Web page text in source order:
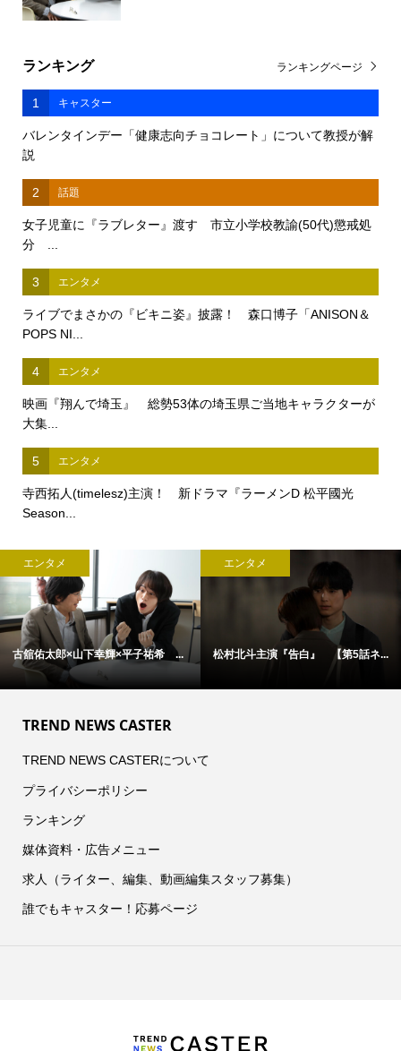
ランキング
1 キャスター
バレンタインデー「健康志向チョコレート」について教授が解
説
2 話題
女子児童に『ラブレター』渡す 市立小学校教諭(50代)懲戒処
分 ...
3 エンタメ
ライブでまさかの『ビキニ姿』披露！ 森口博子「ANISON＆
POPS NI...
4 エンタメ
映画『翔んで埼玉』 総勢53体の埼玉県ご当地キャラクターが
大集...
5 エンタメ
寺西拓人(timelesz)主演！ 新ドラマ『ラーメンD 松平國光
Season...
ランキングページ
エンタメ
古舘佑太郎×山下幸輝×平子祐希 ...
エンタメ
松村北斗主演『告白』 【第5話ネ...
TREND NEWS CASTER
TREND NEWS CASTERについて
プライバシーポリシー
ランキング
媒体資料・広告メニュー
求人（ライター、編集、動画編集スタッフ募集）
誰でもキャスター！応募ページ